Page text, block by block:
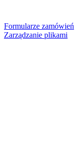
Formularze zamówień
Zarządzanie plikami